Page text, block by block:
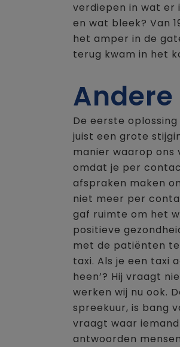
verdiepen in wat er
en wat bleek? Van
het amper in de
terug kwam in het
De eerste
juist een grote
manier waarop ons
omdat je per
afspraken maken
niet meer per
gaf ruimte om het
positieve
met de patiënten
taxi. Als je een taxi
heen’? Hij vraagt
werken wij nu ook.
spreekuur, is bang
vraagt waar
antwoorden